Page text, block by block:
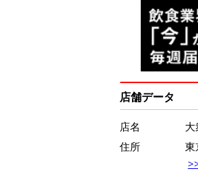
店舗データ
店名
大
住所